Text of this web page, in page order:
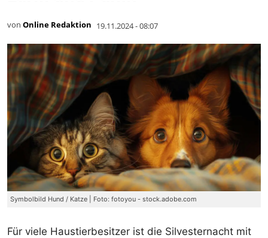
von Online Redaktion 19.11.2024 - 08:07
Symbolbild Hund / Katze | Foto: fotoyou - stock.adobe.com
Für viele Haustierbesitzer ist die Silvesternacht mit